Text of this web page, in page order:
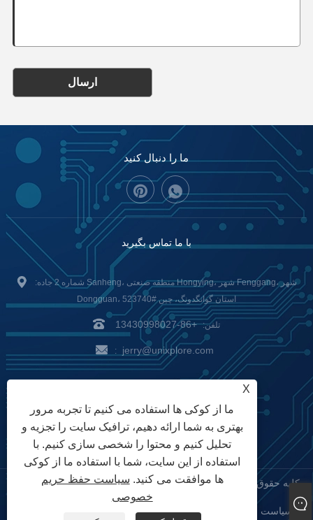
ارسال
ما را دنبال کنید
با ما تماس بگیرید
:شماره 2 جاده Sanheng، منطقه صنعتی Hongying، شهر Fenggang، شهر
Dongguan، استان گوانگدونگ، چین #523740
تلفن: +86-13430998027
: jerry@unixplore.com
Options
است
XML | سیاست حفظ حریم خصوصی |
X
ما از کوکی ها استفاده می کنیم تا تجربه مرور
بهتری به شما ارائه دهیم، ترافیک سایت را تجزیه و
تحلیل کنیم و محتوا را شخصی سازی کنیم. با
استفاده از این سایت، شما با استفاده ما از کوکی
ها موافقت می کنید. سیاست حفظ حریم
خصوصی